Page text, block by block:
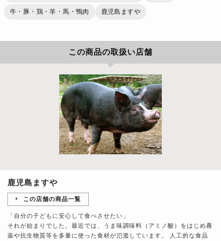
牛・豚・鶏・羊・馬・鴨肉 鹿児島ますや
この商品の取扱い店舗
鹿児島ますや
この店舗の商品一覧
「自分の子どもに安心して食べさせたい」
それが始まりでした。最近では、うま味調味料（アミノ酸）をはじめ農
薬や抗生物質等を多量に使った食材が氾濫しています。 人工的な食品